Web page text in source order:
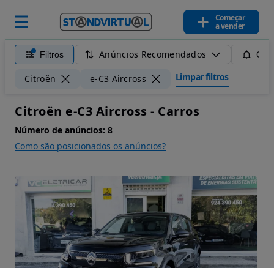
Começar
a vender
Filtros Anúncios Recomendados
Citroën e-C3 Aircross Limpar filtros
Citroën e-C3 Aircross - Carros
Número de anúncios: 8
Como são posicionados os anúncios?